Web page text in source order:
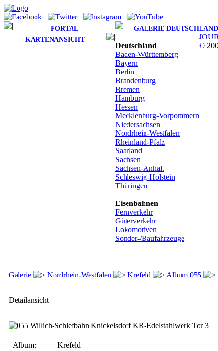
PORTAL
GALERIE DEUTSCHLAND
KARTENANSICHT
Deutschland
Baden-Württemberg
Bayern
Berlin
Brandenburg
Bremen
Hamburg
Hessen
Mecklenburg-Vorpommern
Niedersachsen
Nordrhein-Westfalen
Rheinland-Pfalz
Saarland
Sachsen
Sachsen-Anhalt
Schleswig-Holstein
Thüringen
Eisenbahnen
Fernverkehr
Güterverkehr
Lokomotiven
Sonder-/Baufahrzeuge
Galerie Nordrhein-Westfalen Krefeld Album 055
Detailansicht
Album:
Krefeld
©